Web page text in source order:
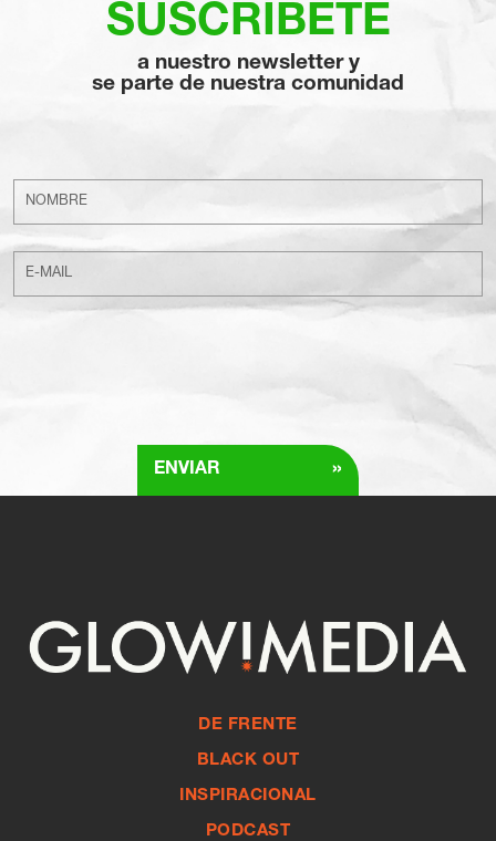
SUSCRÍBETE
a nuestro newsletter y
se parte de nuestra comunidad
ENVIAR »
DE FRENTE
BLACK OUT
INSPIRACIONAL
PODCAST